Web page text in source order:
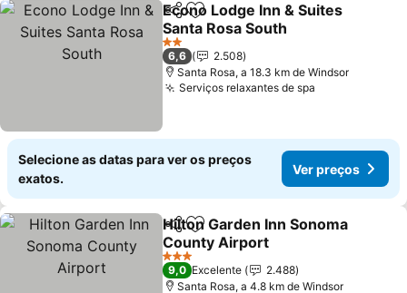
PartilharAdicionar aos favoritos
Econo Lodge Inn & Suites
Santa Rosa South
Ver preços
2 Estrelas
6,6
2.508
Santa Rosa, a 18.3 km de Windsor
Serviços relaxantes de spa
Selecione as datas para ver os preços
exatos.
Ver preços
PartilharAdicionar aos favoritos
Hilton Garden Inn Sonoma
County Airport
Ver preços
3 Estrelas
9,0 Excelente
2.488
Santa Rosa, a 4.8 km de Windsor